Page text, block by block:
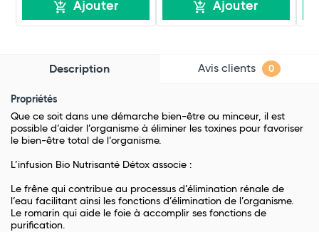
Ajouter Ajouter
Description Avis clients 0
Propriétés
Que ce soit dans une démarche bien-être ou minceur, il est
possible d’aider l’organisme à éliminer les toxines pour favoriser
le bien-être total de l’organisme.
L’infusion Bio Nutrisanté Détox associe :
Le frêne qui contribue au processus d’élimination rénale de
l’eau facilitant ainsi les fonctions d’élimination de l’organisme.
Le romarin qui aide le foie à accomplir ses fonctions de
purification.